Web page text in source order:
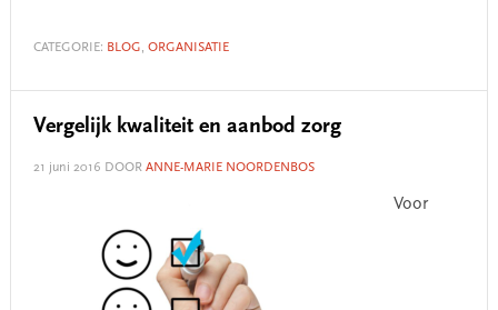
CATEGORIE: BLOG, ORGANISATIE
Vergelijk kwaliteit en aanbod zorg
21 juni 2016 DOOR ANNE-MARIE NOORDENBOS
Voor